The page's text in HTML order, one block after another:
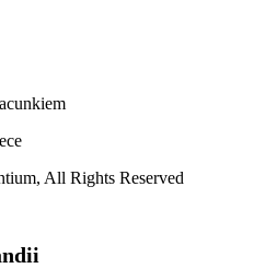
All Rights Reserved